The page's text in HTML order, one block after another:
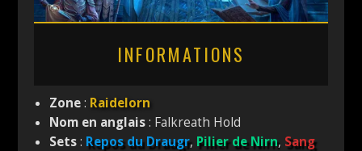
INFORMATIONS
Zone: Raidelorn
Nom en anglais: Falkreath Hold
Sets: Repos du Draugr, Pilier de Nirn, Sang